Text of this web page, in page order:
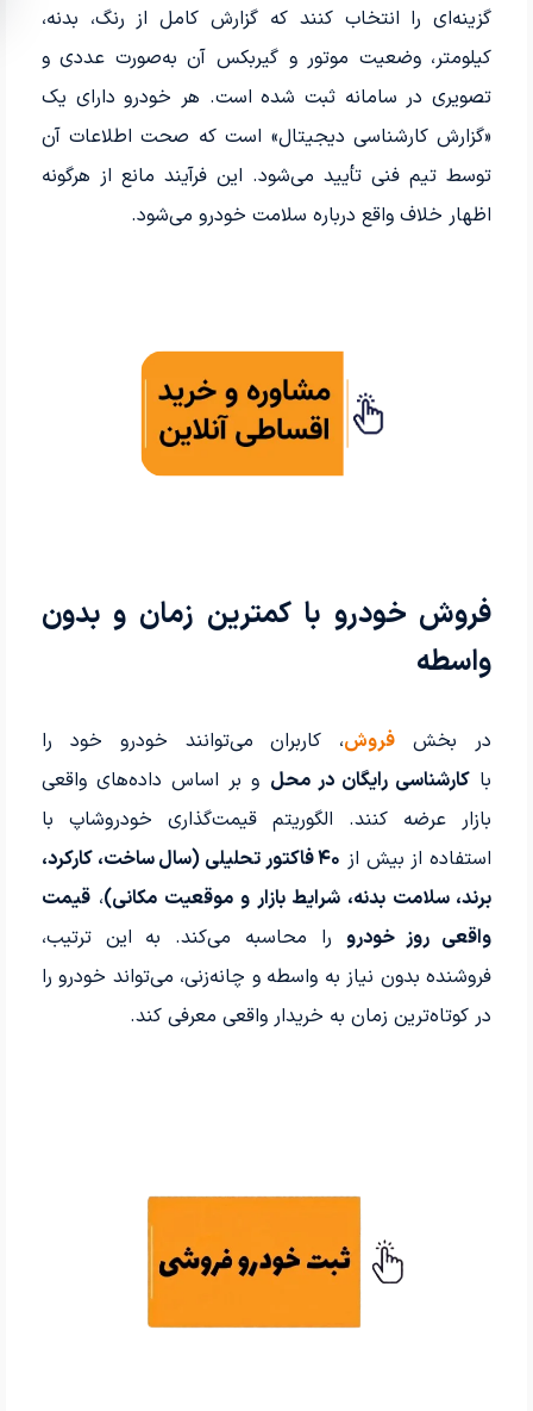
گزینه‌ای را انتخاب کنند که گزارش کامل از رنگ، بدنه،
کیلومتر، وضعیت موتور و گیربکس آن به‌صورت عددی و
تصویری در سامانه ثبت شده است. هر خودرو دارای یک
«گزارش کارشناسی دیجیتال» است که صحت اطلاعات آن
توسط تیم فنی تأیید می‌شود. این فرآیند مانع از هرگونه
اظهار خلاف واقع درباره سلامت خودرو می‌شود.
فروش خودرو با کمترین زمان و بدون
واسطه
در بخش فروش، کاربران می‌توانند خودرو خود را
با کارشناسی رایگان در محل و بر اساس داده‌های واقعی
بازار عرضه کنند. الگوریتم قیمت‌گذاری خودروشاپ با
استفاده از بیش از
۴۰ فاکتور تحلیلی (سال ساخت، کارکرد،
برند، سلامت بدنه، شرایط بازار و موقعیت مکانی)،قیمت
واقعی روز خودرو را محاسبه می‌کند. به این ترتیب،
فروشنده بدون نیاز به واسطه و چانه‌زنی، می‌تواند خودرو را
در کوتاه‌ترین زمان به خریدار واقعی معرفی کند.